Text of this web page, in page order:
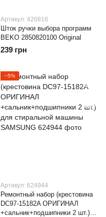
Артикул: 420816
Шток ручки выбора программ
BEKO 2850820100 Original
239 грн
−5%
Артикул: 624944
Ремонтный набор (крестовина
DC97-15182A ОРИГИНАЛ
+сальник+подшипники 2 шт.)